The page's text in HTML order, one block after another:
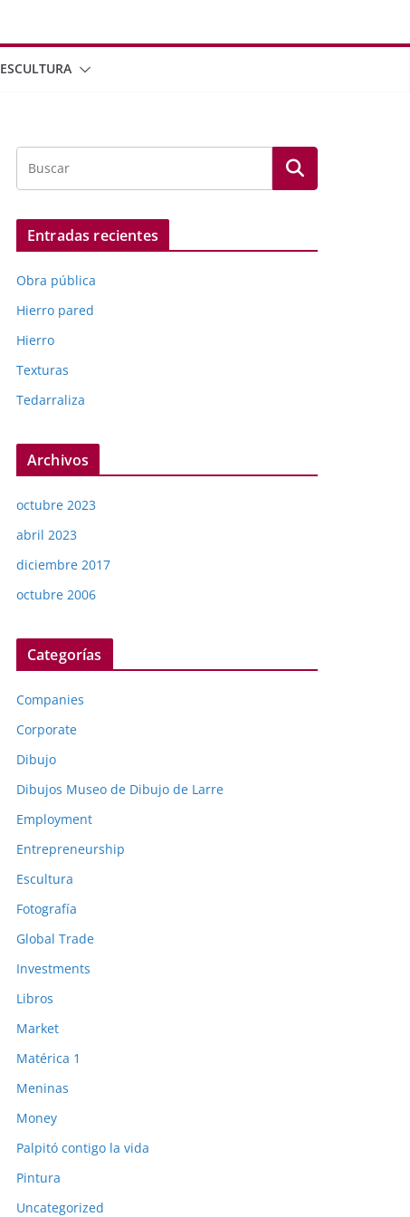
ESCULTURA
Entradas recientes
Obra pública
Hierro pared
Hierro
Texturas
Tedarraliza
Archivos
octubre 2023
abril 2023
diciembre 2017
octubre 2006
Categorías
Companies
Corporate
Dibujo
Dibujos Museo de Dibujo de Larre
Employment
Entrepreneurship
Escultura
Fotografía
Global Trade
Investments
Libros
Market
Matérica 1
Meninas
Money
Palpitó contigo la vida
Pintura
Uncategorized